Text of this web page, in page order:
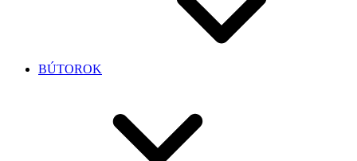
BÚTOROK